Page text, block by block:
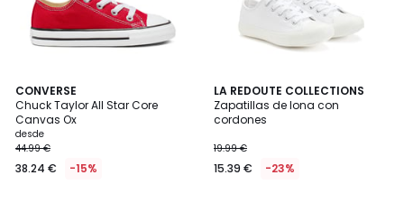
CONVERSE
Chuck Taylor All Star Core
Canvas Ox
desde
44.99 €
38.24 € -15%
4,7
/ 5
LA REDOUTE COLLECTIONS
Zapatillas de lona con
cordones
19.99 €
15.39 € -23%
4,5
/ 5